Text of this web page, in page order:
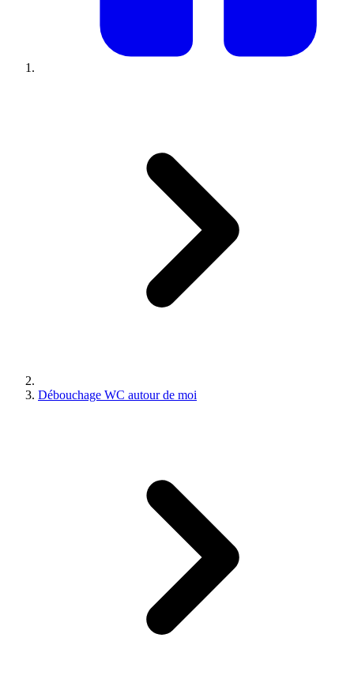
Débouchage WC autour de moi